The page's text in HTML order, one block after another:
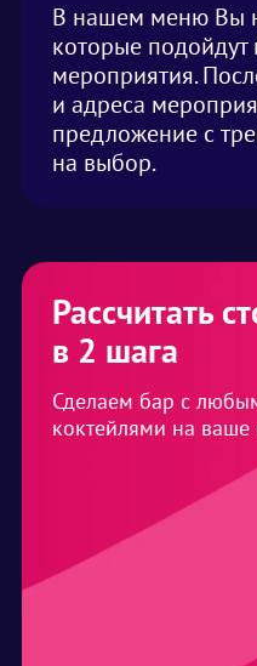
В нашем меню Вы
которые
мероприятия.
и адреса
предложение с
на выбор.
Рассчитать
в 2 шага
Сделаем бар с
коктейлями на